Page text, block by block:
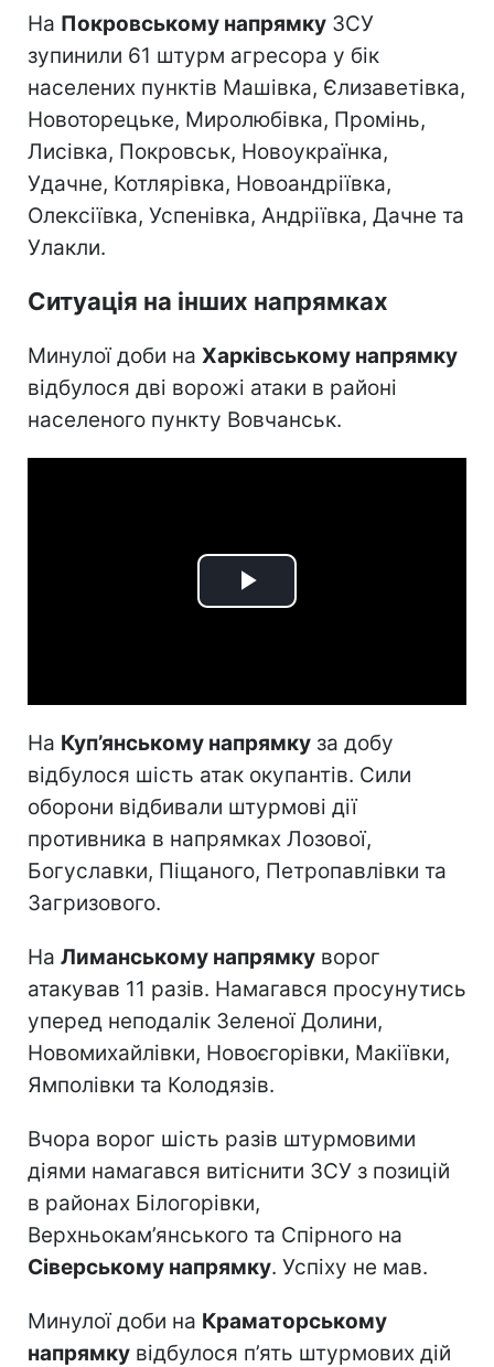
На Покровському напрямку ЗСУ
зупинили 61 штурм агресора у бік
населених пунктів Машівка, Єлизаветівка,
Новоторецьке, Миролюбівка, Промінь,
Лисівка, Покровськ, Новоукраїнка,
Удачне, Котлярівка, Новоандріївка,
Олексіївка, Успенівка, Андріївка, Дачне та
Улакли.
Ситуація на інших напрямках
Минулої доби на Харківському напрямку
відбулося дві ворожі атаки в районі
населеного пункту Вовчанськ.
Play
На Куп’янському напрямку за добу
відбулося шість атак окупантів. Сили
оборони відбивали штурмові дії
противника в напрямках Лозової,
Богуславки, Піщаного, Петропавлівки та
Загризового.
На Лиманському напрямку ворог
атакував 11 разів. Намагався просунутись
уперед неподалік Зеленої Долини,
Новомихайлівки, Новоєгорівки, Макіївки,
Ямполівки та Колодязів.
Вчора ворог шість разів штурмовими
діями намагався витіснити ЗСУ з позицій
в районах Білогорівки,
Верхньокам’янського та Спірного на
Сіверському напрямку. Успіху не мав.
Минулої доби на Краматорському
напрямку відбулося п’ять штурмових дій